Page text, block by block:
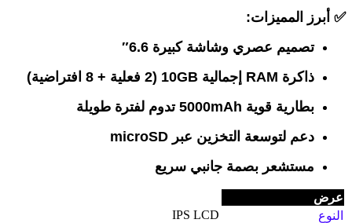
✅ أبرز المميزات:
تصميم عصري وشاشة كبيرة 6.6″
ذاكرة RAM إجمالية 10GB (2 فعلية + 8 افتراضية)
بطارية قوية 5000mAh تدوم لفترة طويلة
دعم لتوسعة التخزين عبر microSD
مستشعر بصمة جانبي سريع
عرض
النوع
IPS LCD